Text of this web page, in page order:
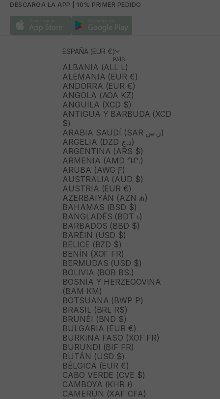
DESCARGA LA APP | 10% PRIMER PEDIDO
ESPAÑA (EUR €)
PAÍS
ALBANIA (ALL L)
ALEMANIA (EUR €)
ANDORRA (EUR €)
ANGOLA (AOA KZ)
ANGUILA (XCD $)
ANTIGUA Y BARBUDA (XCD
$)
ARABIA SAUDÍ (SAR ر.س)
ARGELIA (DZD د.ج)
ARGENTINA (ARS $)
ARMENIA (AMD ԴՐ.)
ARUBA (AWG Ƒ)
AUSTRALIA (AUD $)
AUSTRIA (EUR €)
AZERBAIYÁN (AZN ₼)
BAHAMAS (BSD $)
BANGLADÉS (BDT ৳)
BARBADOS (BBD $)
BARÉIN (USD $)
BELICE (BZD $)
BENÍN (XOF FR)
BERMUDAS (USD $)
BOLIVIA (BOB BS.)
BOSNIA Y HERZEGOVINA
(BAM КМ)
BOTSUANA (BWP P)
BRASIL (BRL R$)
BRUNÉI (BND $)
BULGARIA (EUR €)
BURKINA FASO (XOF FR)
BURUNDI (BIF FR)
BUTÁN (USD $)
BÉLGICA (EUR €)
CABO VERDE (CVE $)
CAMBOYA (KHR ៛)
CAMERÚN (XAF CFA)